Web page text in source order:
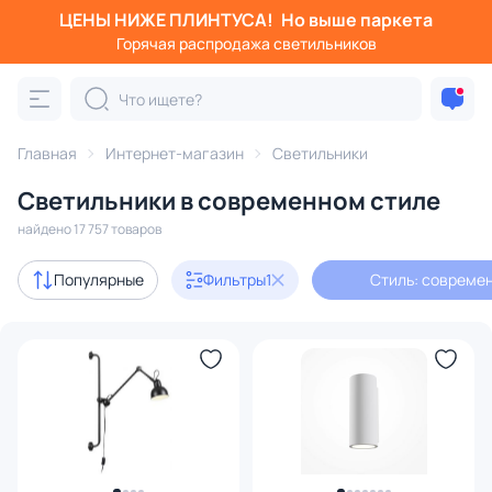
ЦЕНЫ НИЖЕ ПЛИНТУСА! Но выше паркета
Горячая распродажа светильников
Главная Интернет-магазин Светильники
Светильники в современном стиле
найдено 17 757 товаров
Популярные Фильтры1 Стиль:
Фильтры
Категория:
Люстры Подвесные светильники Потолочные
Акции 2114
12143